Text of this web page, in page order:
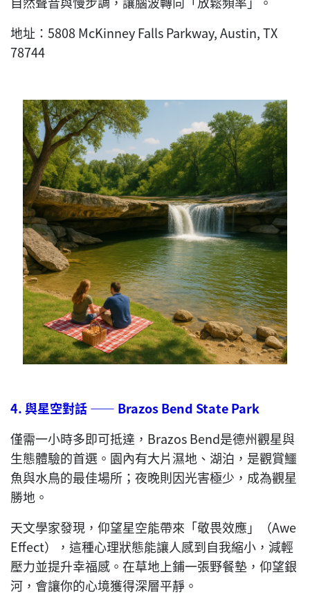
地址：5808 McKinney Falls Parkway, Austin, TX
78744
4.與星空對話—— Brazos Bend State Park
僅需一小時多即可抵達，Brazos Bend是德州觀星與
生態體驗的首選。園內有大片濕地、湖泊，是觀賞鱷
魚與水鳥的最佳場所；夜晚則因光害極少，成為觀星
勝地。
天文學家發現，仰望星空能帶來「敬畏效應」（Awe
Effect），這種心理狀態能讓人感到自我縮小，減輕
壓力並提升幸福感。在草地上鋪一張野餐墊，仰望銀
河，會讓你的心境獲得深層平靜。